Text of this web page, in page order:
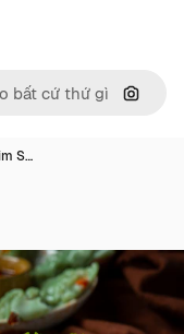
Tìm
S…